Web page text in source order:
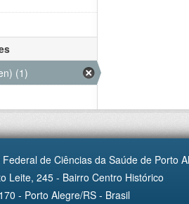
(1)
de Ciências da Saúde de Porto
Leite, 245 - Bairro Centro Histórico
- Porto Alegre/RS - Brasil